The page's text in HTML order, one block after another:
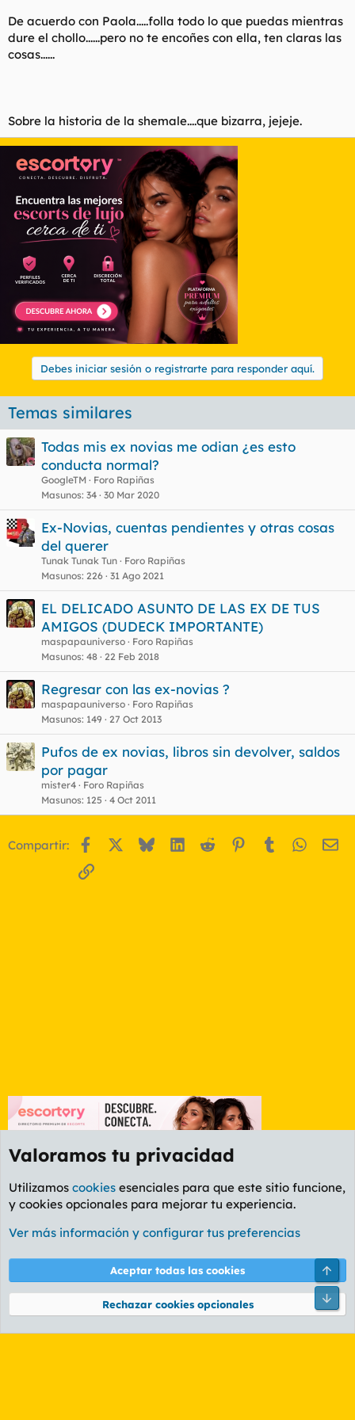
estoy trabajando hijo de la grandisima puta. Tras esa frase se
me hizo el ojete eau de rochas y me fui detras de un seto a
menearmela como un peseso, me encalomo un municipal y me
dijo, o me la metes en el pozo negro o pa comisaria por cerdo.
De acuerdo con Paola.....folla todo lo que puedas mientras
dure el chollo......pero no te encoñes con ella, ten claras las
cosas......
Sobre la historia de la shemale....que bizarra, jejeje.
Debes iniciar sesión o registrarte para responder aquí.
Temas similares
Todas mis ex novias me odian ¿es esto
conducta normal?
GoogleTM
Foro Rapiñas
Masunos 34 30 Mar 2020
Ex-Novias, cuentas pendientes y otras cosas
del querer
Tunak Tunak Tun
Foro Rapiñas
Masunos 226 31 Ago 2021
EL DELICADO ASUNTO DE LAS EX DE TUS
AMIGOS (DUDECK IMPORTANTE)
maspapauniverso
Foro Rapiñas
Masunos 48 22 Feb 2018
Regresar con las ex-novias ?
maspapauniverso
Foro Rapiñas
Masunos 149 27 Oct 2013
Pufos de ex novias, libros sin devolver, saldos
por pagar
mister4
Foro Rapiñas
Masunos 125 4 Oct 2011
Compartir: Facebook BlueskyLinkedIn
Reddit Pinterest
Tumblr
Enlace
Foro General
Cookies
PL OLDSTYLE AMARILLO
Términos y reglas Política de privacidad Ayuda
Community platform by XenForo® © 2010-2026 XenForo Ltd.
Valoramos tu privacidad
Utilizamos cookies esenciales para que este sitio funcione,
y cookies opcionales para mejorar tu experiencia.
Ver más información y configurar tus preferencias
Aceptar todas las cookies
Rechazar cookies opcionales
Pie